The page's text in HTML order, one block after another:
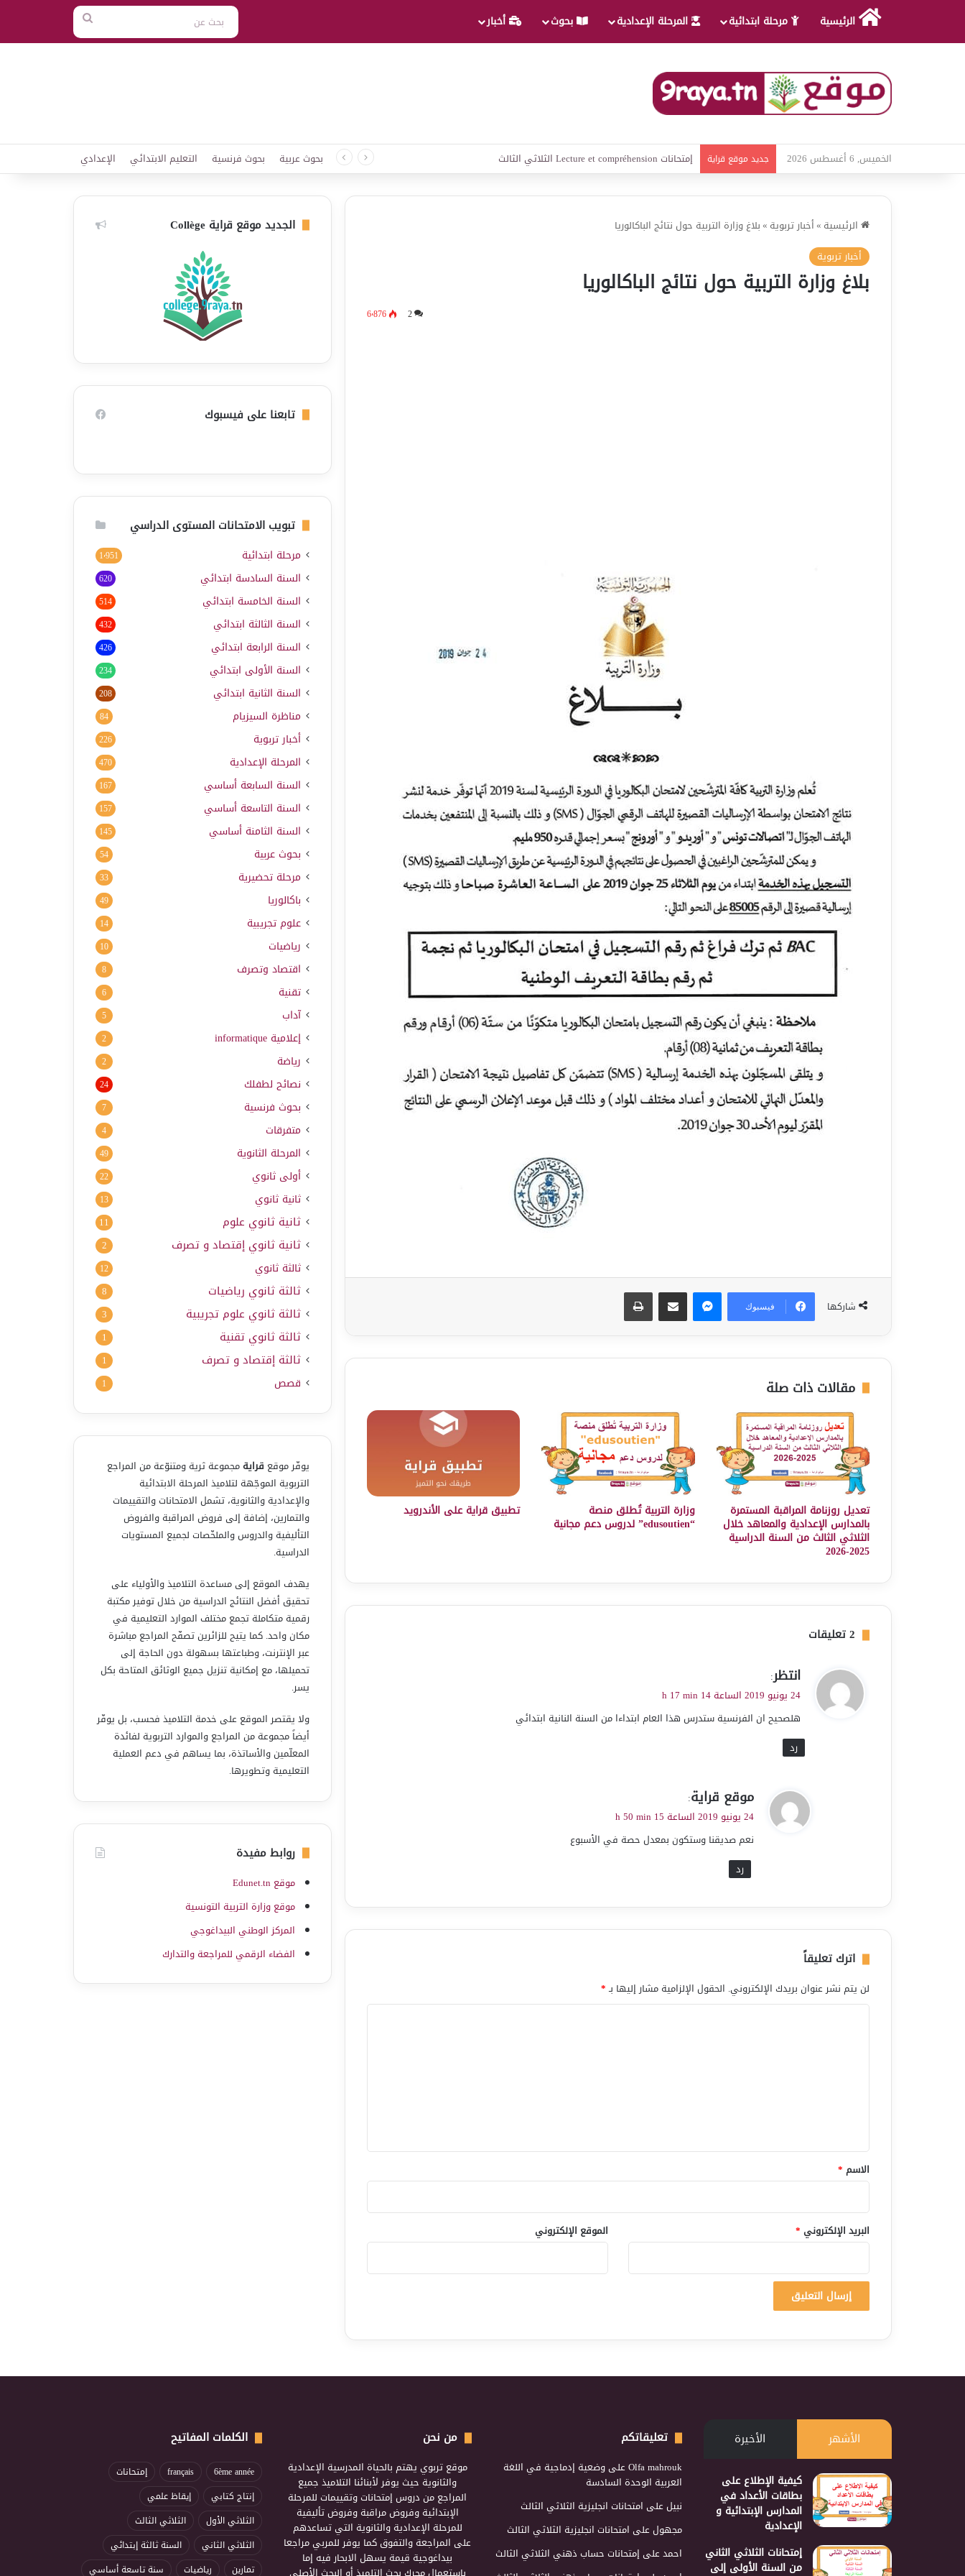
الرئيسية مرحلة ابتدائية المرحلة الإعدادية بحوث أخبار
بحث
عن
الخميس, 6 أغسطس 2026 جديد موقع قراية امتحانات قواعد لغة الثلاثي الثالث بحوث عربية بحوث فرنسية التعليم الابتدائي الإعدادي
الرئيسية »أخبار تربوية »بلاغ وزارة التربية حول نتائج الباكالوريا
أخبار تربوية
بلاغ وزارة التربية حول نتائج الباكالوريا
2 6٬876
شاركها فيسبوك
مقالات ذات صلة
تعديل روزنامة المراقبة المستمرة
بالمدارس الإعدادية والمعاهد خلال
الثلاثي الثالث من السنة الدراسية
2025-2026
وزارة التربية تُطلق منصة
“edusoutien” لدروس دعم مجانية
تطبيق قراية على الأندرويد
‫2 تعليقات
ي
ق
ل
انتظر:
24 يونيو 2019 الساعة 14 h 17 min
هلصحيح ان الفرنسية ستدرس هذا العام ابتداءا من السنة النانية ابتدائي
رد
ي
ق
ل
موقع قراية:
24 يونيو 2019 الساعة 15 h 50 min
نعم صديقنا وستكون بمعدل حصة في الأسبوع
رد
اترك تعليقاً
لن يتم نشر عنوان بريدك الإلكتروني. الحقول الإلزامية مشار إليها بـ*
*
الاسم *
البريد الإلكتروني * الموقع الإلكتروني
الجديد موقع قراية Collège
تابعنا على فيسبوك
تبويب الامتحانات المستوى الدراسي
مرحلة ابتدائية 1٬951
السنة السادسة ابتدائي 620
السنة الخامسة ابتدائي 514
السنة الثالثة ابتدائي 432
السنة الرابعة ابتدائي 426
السنة الأولى ابتدائي 234
السنة الثانية ابتدائي 208
مناظرة السيزيام 84
أخبار تربوية 226
المرحلة الإعدادية 470
السنة السابعة أساسي 167
السنة التاسعة أساسي 157
السنة الثامنة أساسي 145
بحوث عربية 54
مرحلة تحضيرية 33
باكالوريا 49
علوم تجريبية 14
رياضيات 10
اقتصاد وتصرف 8
تقنية 6
آداب 5
إعلامية informatique
2
رياضة 2
نصائح لطفلك 24
بحوث فرنسية 7
متفرقات 4
المرحلة الثانوية 49
أولى ثانوي 22
ثانية ثانوي 13
ثانية ثانوي علوم 11
ثانية ثانوي إقتصاد و تصرف 2
ثالثة ثانوي 12
ثالثة ثانوي رياضيات 8
ثالثة ثانوي علوم تجريبية 3
ثالثة ثانوي تقنية 1
ثالثة إقتصاد و تصرف 1
قصص 1
يوفّر موقع قرايةمجموعة ثرية ومتنوّعة من المراجع
التربوية الموجّهة لتلاميذ المرحلة الابتدائية
والإعدادية والثانوية، تشمل الامتحانات والتقييمات
والتمارين، إضافة إلى فروض المراقبة والفروض
التأليفية والدروس والملخّصات لجميع المستويات
الدراسية.
يهدف الموقع إلى مساعدة التلاميذ والأولياء على
تحقيق أفضل النتائج الدراسية من خلال توفير مكتبة
رقمية متكاملة تجمع مختلف الموارد التعليمية في
مكان واحد. كما يتيح للزائرين تصفّح المراجع مباشرة
عبر الإنترنت، وطباعتها بسهولة دون الحاجة إلى
تحميلها، مع إمكانية تنزيل جميع الوثائق المتاحة بكل
يسر.
ولا يقتصر الموقع على خدمة التلاميذ فحسب، بل يوفّر
أيضاً مجموعة من المراجع والموارد التربوية لفائدة
المعلّمين والأساتذة، بما يساهم في دعم العملية
التعليمية وتطويرها.
روابط مفيدة
موقع Edunet.tn
موقع وزارة التربية التونسية
المركز الوطني البيداغوجي
الفضاء الرقمي للمراجعة والتدارك
الأشهر الأخيرة
كيفية الإطلاع على
بطاقات الأعداد في
المدارس الإبتدائية و
الإعدادية
إمتحانات الثلاثي الثاني
من السنة الأولى إلى
تعليقاتكم
Olfa mahroukعلىوضعية إدماجية في اللغة
العربية الوحدة السادسة
نبيلعلى امتحانات انجليزية الثلاثي الثالث
مجهولعلى امتحانات انجليزية الثلاثي الثالث
احمدعلىإمتحانات حساب ذهني الثلاثي الثالث
من نحن
موقع تربوي يهتم بالحياة المدرسية الإعدادية
والثانوية حيث يوفر لأبنائنا التلاميذ جميع
المراجع من دروس إمتحانات وتقييمات للمرحلة
الإبتدائية وفروض مراقبة وفروض تأليفية
للمرحلة الإعدادية والثانوية التي تساعدهم
على المراجعة والتفوق كما يوفر للمربي مراجعا
بيداغوجية قيمة يسهل الابحار فيه إما
الكلمات المفاتيح
6ème année
français
إمتحانات
إنتاج كتابي
إيقاظ علمي
الثلاثي الأول
الثلاثي الثالث
الثلاثي الثاني
السنة ثالثة إبتدائي
تمارين
رياضيات سنة تاسعة أساسي